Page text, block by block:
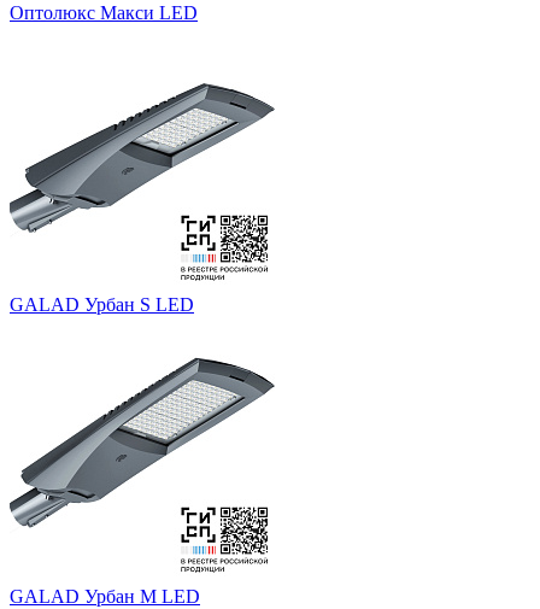
Оптолюкс Макси LED
GALAD Урбан S LED
GALAD Урбан M LED